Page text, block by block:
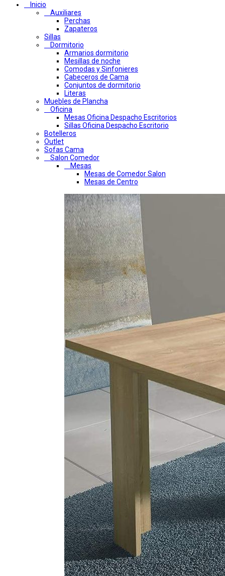
Inicio
Auxiliares
Perchas
Zapateros
Sillas
Dormitorio
Armarios dormitorio
Mesillas de noche
Comodas y Sinfonieres
Cabeceros de Cama
Conjuntos de dormitorio
Literas
Muebles de Plancha
Oficina
Mesas Oficina Despacho Escritorios
Sillas Oficina Despacho Escritorio
Botelleros
Outlet
Sofas Cama
Salon Comedor
Mesas
Mesas de Comedor Salon
Mesas de Centro